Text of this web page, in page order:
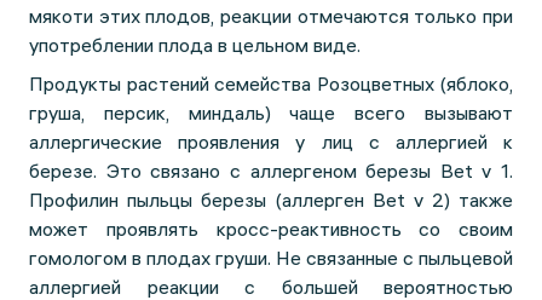
мякоти этих плодов, реакции отмечаются только при
употреблении плода в цельном виде.
Продукты растений семейства Розоцветных (яблоко,
груша, персик, миндаль) чаще всего вызывают
аллергические проявления у лиц с аллергией к
березе. Это связано с аллергеном березы Bet v 1.
Профилин пыльцы березы (аллерген Bet v 2) также
может проявлять кросс-реактивность со своим
гомологом в плодах груши. Не связанные с пыльцевой
аллергией реакции с большей вероятностью